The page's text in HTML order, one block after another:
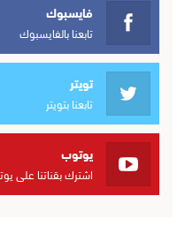
فايسبوك
تابعنا بالفايسبوك
تويتر
تابعنا بتويتر
يوتوب
اشترك بقناتنا على